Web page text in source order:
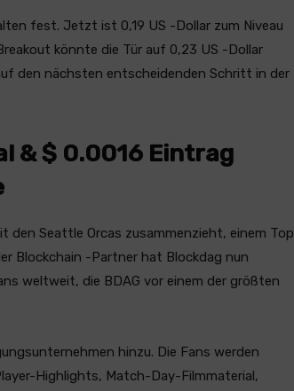
fest. Jetzt ist 0,19 US -Dollar zum Niveau
könnte die Tür auf 0,23 US -Dollar
den nächsten entscheidenden Schritt in der
& $ 0.0016 Eintrag
den Seattle Orcas zusammenzieht, einem Top
Blockchain -Partner hat Blockdag nun
weltweit, die BDAG vor einem der größten
hinzu. Die Fans werden
Highlights, Match-Day-Filmmaterial,